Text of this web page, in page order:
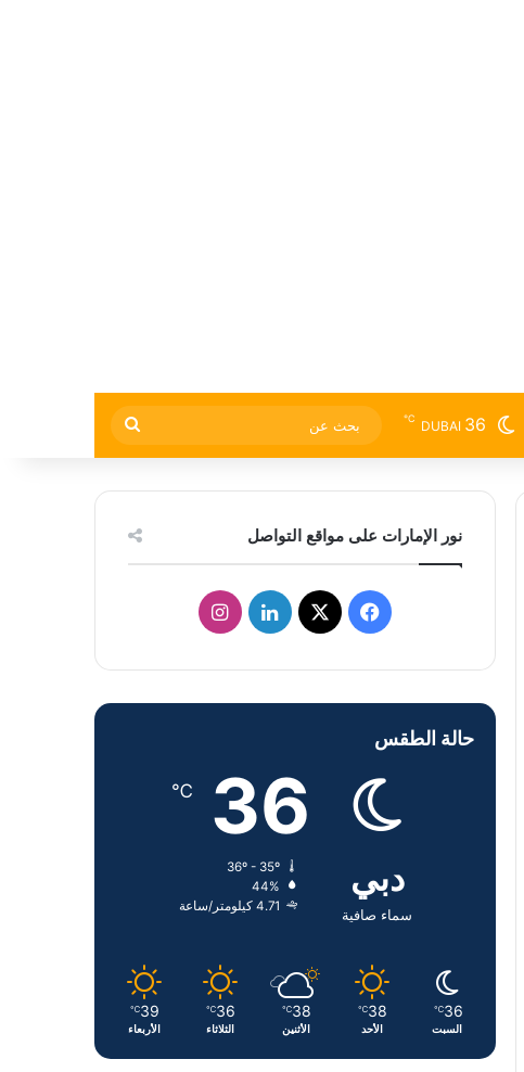
DUBAI 36
℃
بحث
عن
نور الإمارات على مواقع التواصل
ف
س
و
ك
ل
ن
د
إ
ن
ا
س
م
حالة الطقس
دبي
سماء صافية
36
℃
44%
4.71 كيلومتر/ساعة
36
℃
السبت
38
℃
الأحد
38
℃
الأثنين
36
℃
الثلاثاء
39
℃
الأربعاء